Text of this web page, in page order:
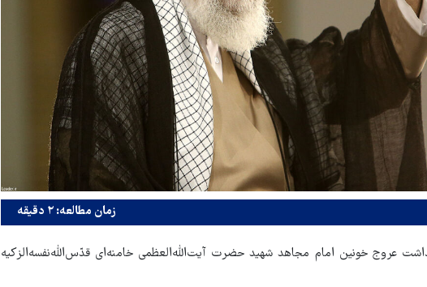
زمان مطالعه: ۲ دقیقه
۳ ستاد بزرگداشت عروج خونین امام مجاهد شهید حضرت آیت‌الله‌العظمی خامنه‌ای‌ قدّس‌الله‌نفسه‌الزکیه